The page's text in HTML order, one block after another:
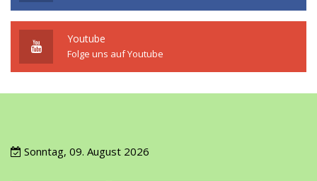
Youtube
Folge uns auf Youtube
Sonntag, 09. August 2026